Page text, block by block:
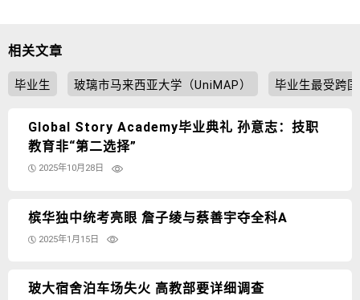
相关文章
毕业生 玻璃市马来西亚大学（UniMAP） 毕业生最受跨
Global Story Academy毕业典礼 孙意志：技职
教育非“第二选择”
2025年10月28日
槟华独中统考亮眼 詹子绫与蔡善宇夺全科A
2025年1月15日
玻大宿舍泊车场失火 高教部要详细调查